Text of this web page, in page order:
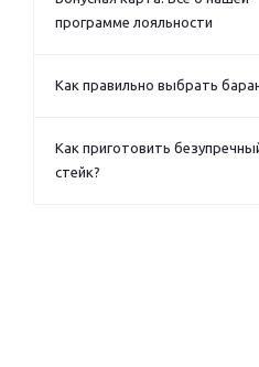
программе лояльности
Как правильно выбрать
Как приготовить
стейк?